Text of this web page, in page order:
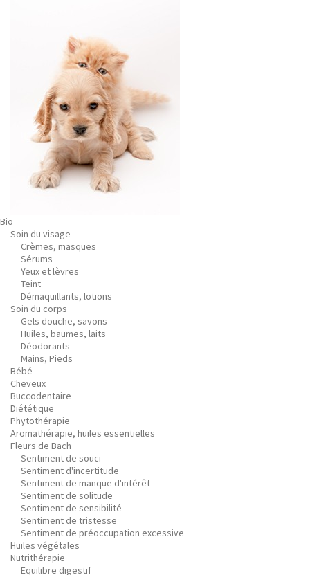
Bio
Soin du visage
Crèmes, masques
Sérums
Yeux et lèvres
Teint
Démaquillants, lotions
Soin du corps
Gels douche, savons
Huiles, baumes, laits
Déodorants
Mains, Pieds
Bébé
Cheveux
Buccodentaire
Diététique
Phytothérapie
Aromathérapie, huiles essentielles
Fleurs de Bach
Sentiment de souci
Sentiment d'incertitude
Sentiment de manque d'intérêt
Sentiment de solitude
Sentiment de sensibilité
Sentiment de tristesse
Sentiment de préoccupation excessive
Huiles végétales
Nutrithérapie
Equilibre digestif